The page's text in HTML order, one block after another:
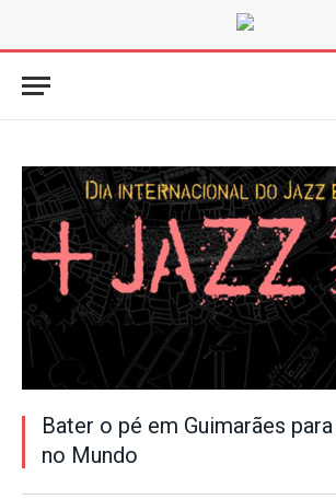
Bater o pé em Guimarães
no Mundo